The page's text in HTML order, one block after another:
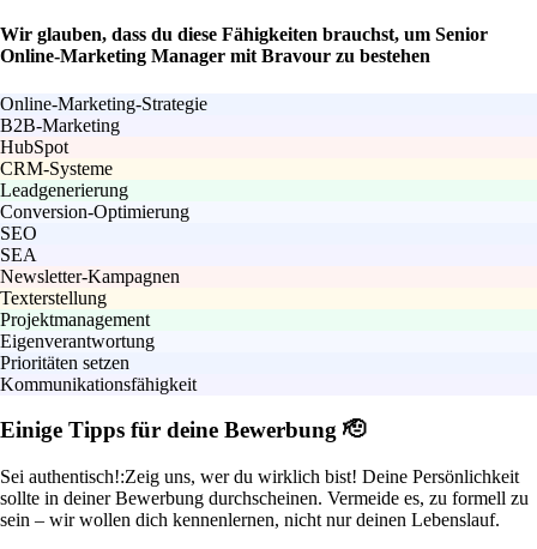
Wir glauben, dass du diese Fähigkeiten brauchst, um Senior
Online-Marketing Manager mit Bravour zu bestehen
Online-Marketing-Strategie
B2B-Marketing
HubSpot
CRM-Systeme
Leadgenerierung
Conversion-Optimierung
SEO
SEA
Newsletter-Kampagnen
Texterstellung
Projektmanagement
Eigenverantwortung
Prioritäten setzen
Kommunikationsfähigkeit
Einige Tipps für deine Bewerbung 🫡
Sei authentisch!:Zeig uns, wer du wirklich bist! Deine Persönlichkeit
sollte in deiner Bewerbung durchscheinen. Vermeide es, zu formell zu
sein – wir wollen dich kennenlernen, nicht nur deinen Lebenslauf.